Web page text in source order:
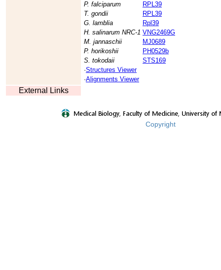
P. falciparum
RPL39
T. gondii
RPL39
G. lamblia
Rpl39
H. salinarum NRC-1 VNG2469G
M. jannaschii
MJ0689
P. horikoshii
PH0529b
S. tokodaii
STS169
·Structures Viewer
·Alignments Viewer
External Links
Copyright